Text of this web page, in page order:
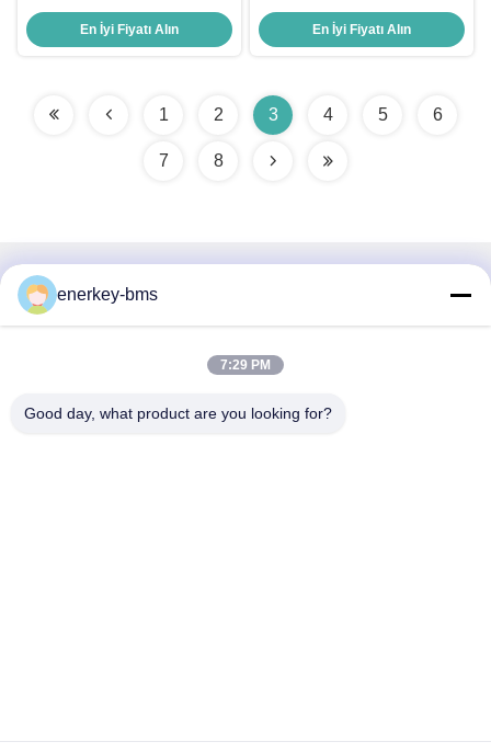
Dengeci Aktif Dengeci 1A-4A
Düzenlenebilir 2S-24S Aktif
Dengeci Dengeci Lifepo4
En İyi Fiyatı Alın
Lifepo4 4S 8S 16S 24S piller için
Aktif Aktif Equalizer
En İyi Fiyatı Alın
1 2 3 4 5 6
7 8
Hızlı iletişim
Bölge A, 9. kat, Bina G, Guancheng Düşük Karbonlu Sanayi
Bölgesi, Shenzhen, Çin, 518106
enerkey-bms
7:29 PM
Good day, what product are you looking for?